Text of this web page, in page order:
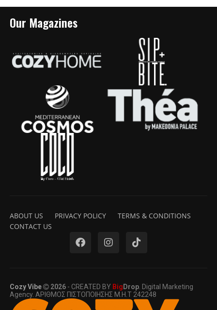
Our Magazines
ABOUT US PRIVACY POLICY
TERMS & CONDITIONS
CONTACT US
Cozy Vibe 2026 - CREATED BY BigDrop . Digital Marketing
Agency. ΑΡΙΘΜΟΣ ΠΙΣΤΟΠΟΙΗΣΗΣ Μ.Η.Τ 242248